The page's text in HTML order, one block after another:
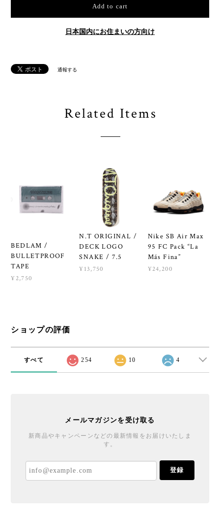
Add to cart
日本国内にお住まいの方向け
通報する
Related Items
BEDLAM /
BULLETPROOF
TAPE
¥2,750
N.T ORIGINAL /
DECK LOGO
SNAKE / 7.5
¥13,750
Nike SB Air Max
95 FC Pack “La
Más Fina”
¥24,200
ショップの評価
すべて 254 10 4
メールマガジンを受け取る
新商品やキャンペーンなどの最新情報をお届けいたしま
す。
登録